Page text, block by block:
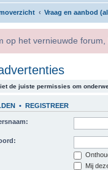
Vraag en aanbod
op het vernieuwde forum,
de juiste permissies om
• REGISTREER
Mij